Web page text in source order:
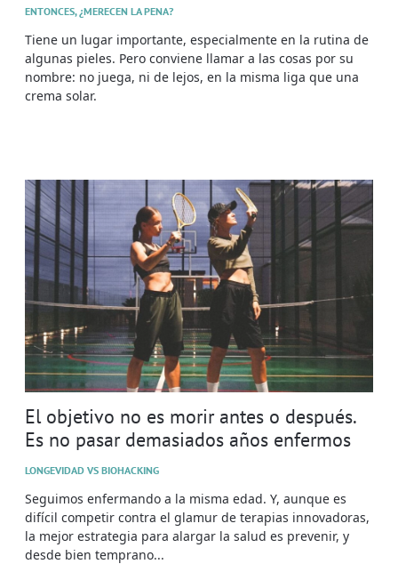
ENTONCES, ¿MERECEN LA PENA?
Tiene un lugar importante, especialmente en la rutina de
algunas pieles. Pero conviene llamar a las cosas por su
nombre: no juega, ni de lejos, en la misma liga que una
crema solar.
El objetivo no es morir antes o después.
Es no pasar demasiados años enfermos
LONGEVIDAD VS BIOHACKING
Seguimos enfermando a la misma edad. Y, aunque es
difícil competir contra el glamur de terapias innovadoras,
la mejor estrategia para alargar la salud es prevenir, y
desde bien temprano...